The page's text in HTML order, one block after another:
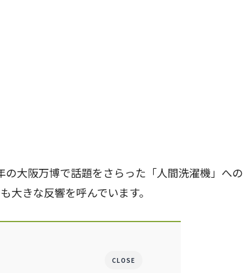
大阪万博で話題をさらった「人間洗濯機」への
大きな反響を呼んでいます。
CLOSE